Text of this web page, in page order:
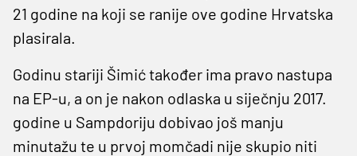
21 godine na koji se ranije ove godine Hrvatska
plasirala.
Godinu stariji Šimić također ima pravo nastupa
na EP-u, a on je nakon odlaska u siječnju 2017.
godine u Sampdoriju dobivao još manju
minutažu te u prvoj momčadi nije skupio niti